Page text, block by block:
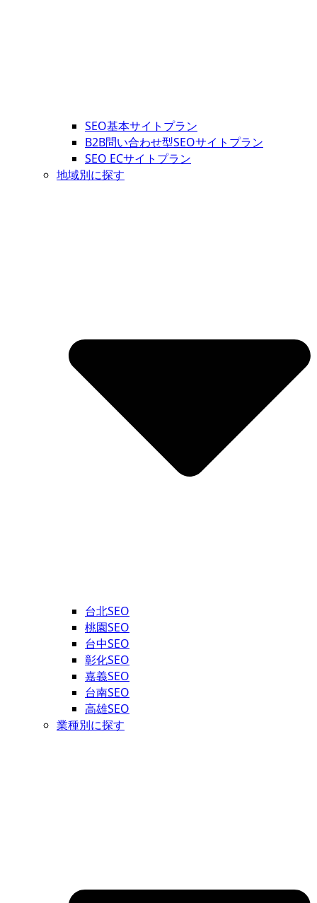
SEO基本サイトプラン
B2B問い合わせ型SEOサイトプラン
SEO ECサイトプラン
地域別に探す
台北SEO
桃園SEO
台中SEO
彰化SEO
嘉義SEO
台南SEO
高雄SEO
業種別に探す